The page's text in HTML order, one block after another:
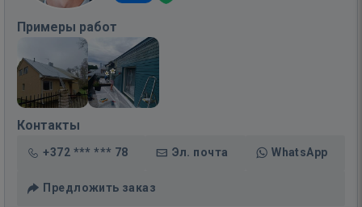
Примеры работ
Контакты
+372 *** *** 78 Эл. почта WhatsApp
Предложить заказ